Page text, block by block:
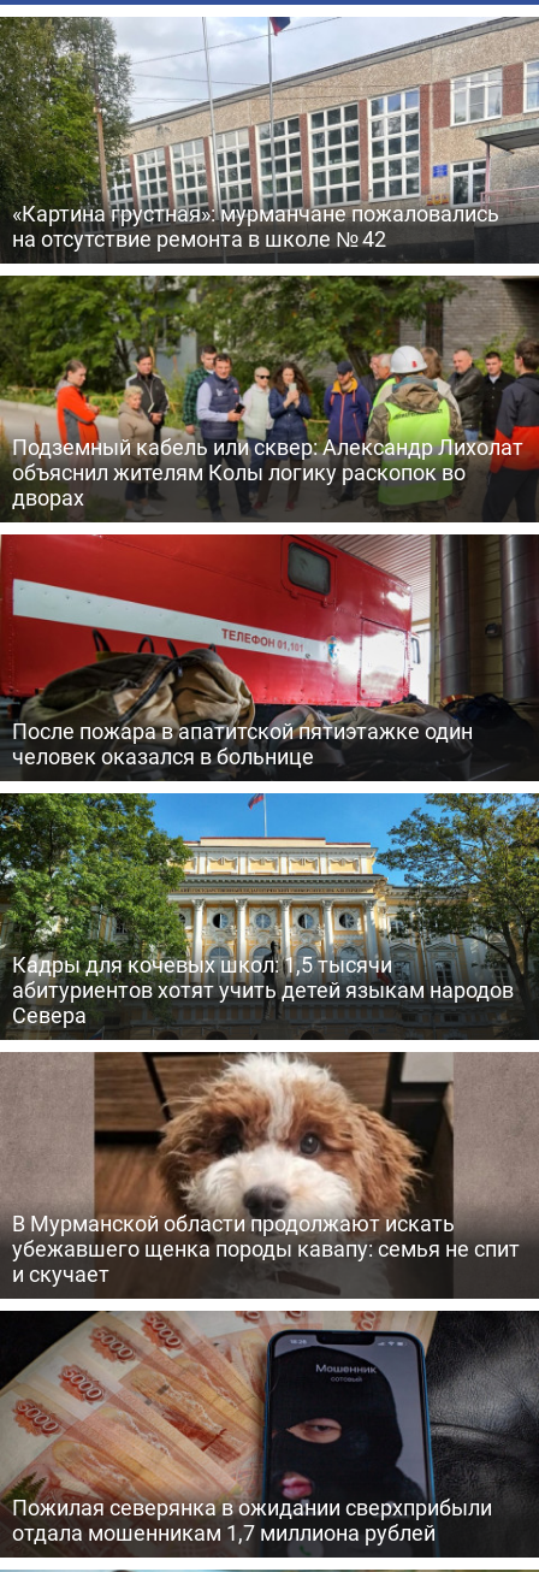
«Картина грустная»: мурманчане пожаловались
на отсутствие ремонта в школе № 42
Подземный кабель или сквер: Александр Лихолат
объяснил жителям Колы логику раскопок во
дворах
После пожара в апатитской пятиэтажке один
человек оказался в больнице
Кадры для кочевых школ: 1,5 тысячи
абитуриентов хотят учить детей языкам народов
Севера
В Мурманской области продолжают искать
убежавшего щенка породы кавапу: семья не спит
и скучает
Пожилая северянка в ожидании сверхприбыли
отдала мошенникам 1,7 миллиона рублей